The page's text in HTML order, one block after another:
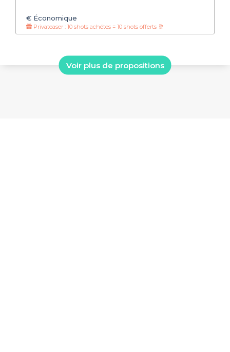
€ Économique
Privateaser : 10 shots achétes = 10 shots offerts 🥂
Voir plus de propositions